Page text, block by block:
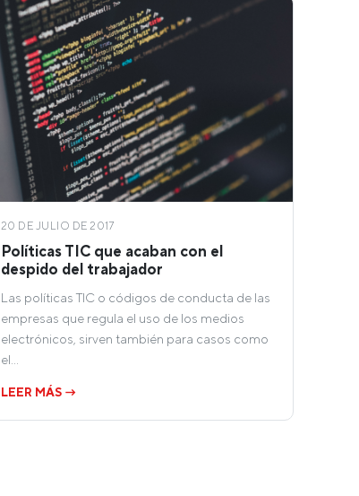
20 DE JULIO DE 2017
Políticas TIC que acaban con el
despido del trabajador
Las políticas TIC o códigos de conducta de las
empresas que regula el uso de los medios
electrónicos, sirven también para casos como
el…
LEER MÁS →